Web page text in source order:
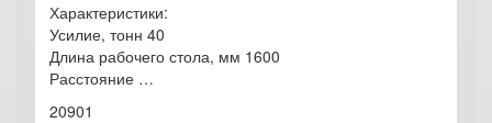
Характеристики:
Усилие, тонн 40
Длина рабочего стола, мм 1600
Расстояние …
20901